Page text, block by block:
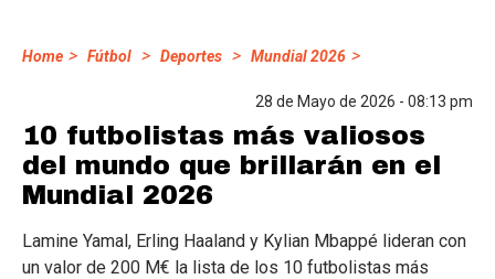
Home > Fútbol > Deportes > Mundial 2026 >
28 de Mayo de 2026 - 08:13 pm
10 futbolistas más valiosos
del mundo que brillarán en el
Mundial 2026
Lamine Yamal, Erling Haaland y Kylian Mbappé lideran con
un valor de 200 M€ la lista de los 10 futbolistas más